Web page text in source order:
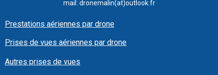
mail: dronemalin(at)outlook.fr
Prestations aériennes par drone
Prises de vues aériennes par drone
Autres prises de vues